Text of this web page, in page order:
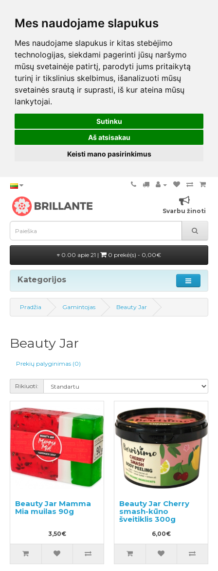
Mes naudojame slapukus
Mes naudojame slapukus ir kitas stebėjimo
technologijas, siekdami pagerinti jūsų naršymo
mūsų svetainėje patirtį, parodyti jums pritaikytą
turinį ir tikslinius skelbimus, išanalizuoti mūsų
svetainės srautą ir suprasti, iš kur ateina mūsų
lankytojai.
Sutinku
Aš atsisakau
Keisti mano pasirinkimus
Svarbu žinoti
0.00 apie 21 | 0 prekė(s) - 0,00€
Kategorijos
Pradžia Gamintojas Beauty Jar
Beauty Jar
Prekių palyginimas (0)
Rikiuoti:
Beauty Jar Mamma
Mia muilas 90g
3,50€
Beauty Jar Cherry
smash-kūno
šveitiklis 300g
6,00€